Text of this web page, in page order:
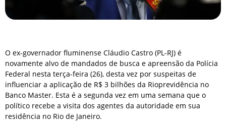
O ex-governador fluminense Cláudio Castro (PL-RJ) é
novamente alvo de mandados de busca e apreensão da Polícia
Federal nesta terça-feira (26), desta vez por suspeitas de
influenciar a aplicação de R$ 3 bilhões da Rioprevidência no
Banco Master. Esta é a segunda vez em uma semana que o
político recebe a visita dos agentes da autoridade em sua
residência no Rio de Janeiro.